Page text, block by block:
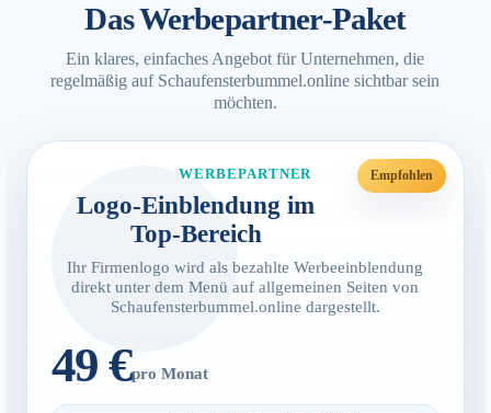
Das Werbepartner-Paket
Ein klares, einfaches Angebot für Unternehmen, die
regelmäßig auf Schaufensterbummel.online sichtbar sein
möchten.
WERBEPARTNER
Logo-Einblendung im
Top-Bereich
Ihr Firmenlogo wird als bezahlte Werbeeinblendung
direkt unter dem Menü auf allgemeinen Seiten von
Schaufensterbummel.online dargestellt.
49 €pro Monat